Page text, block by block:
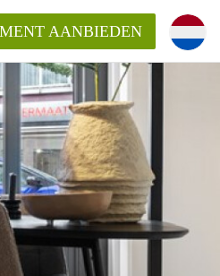
AANBIEDEN